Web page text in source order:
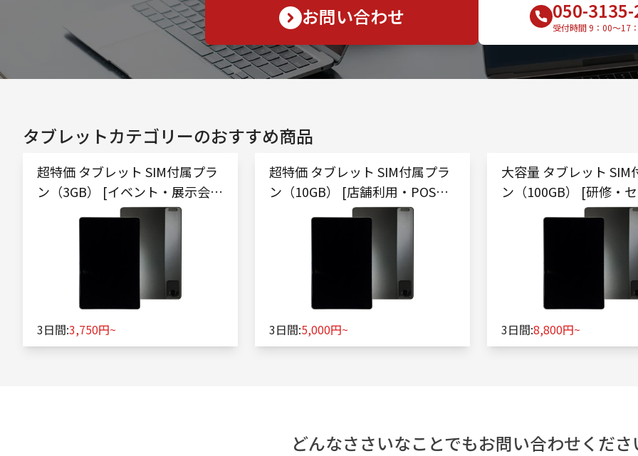
お問い合わせ 050-
受付時間 9：00〜17
タブレットカテゴリーのおすすめ商品
超特価 タブレット SIM付属プラ
ン（3GB） [イベント・展示会向
3日間:3,750円~
超特価 タブレット SIM付属プラ
ン（10GB） [店舗利用・POSレ
3日間:5,000円~
大容量 タブレット SIM
ン（100GB） [研修・
3日間:8,800円~
どんなささいなことでもお問い合わせくださ